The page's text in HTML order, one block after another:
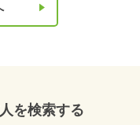
を検索する